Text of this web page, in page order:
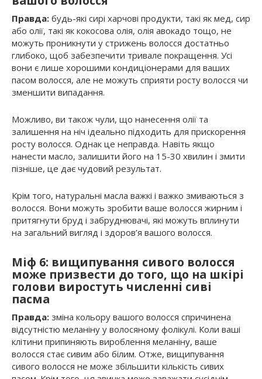
Правда: будь-які сирі харчові продукти, такі як мед, сир
або олії, такі як кокосова олія, олія авокадо тощо, не
можуть проникнути у стрижень волосся достатньо
глибоко, щоб забезпечити тривале покращення. Усі
вони є лише хорошими кондиціонерами для ваших
пасом волосся, але не можуть сприяти росту волосся чи
зменшити випадання.
Можливо, ви також чули, що нанесення олії та
залишення на ніч ідеально підходить для прискорення
росту волосся. Однак це неправда. Навіть якщо
нанести масло, залишити його на 15-30 хвилин і змити
пізніше, це дає чудовий результат.
Крім того, натуральні масла важкі і важко змиваються з
волосся. Вони можуть зробити ваше волосся жирним і
притягнути бруд і забруднювачі, які можуть вплинути
на загальний вигляд і здоров’я вашого волосся.
Міф 6: вищипування сивого волосся
може призвести до того, що на шкірі
голови виростуть численні сиві
пасма
Правда: зміна кольору вашого волосся спричинена
відсутністю меланіну у волосяному фолікулі. Коли ваші
клітини припиняють вироблення меланіну, ваше
волосся стає сивим або білим. Отже, вищипування
сивого волосся не може збільшити кількість сивих